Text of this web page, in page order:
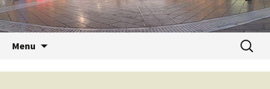
Menu
pour :